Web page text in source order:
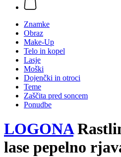
Znamke
Obraz
Make-Up
Telo in kopel
Lasje
Moški
Dojenčki in otroci
Teme
Zaščita pred soncem
Ponudbe
LOGONA
lase pepelno